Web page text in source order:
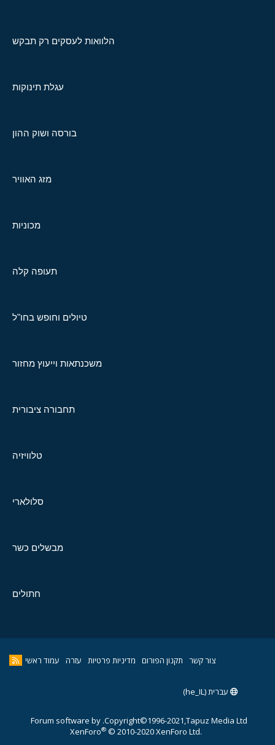
הלוואות לעסקים רק תבקש
עגלת תינוקות
בורסה ושוק ההון
מזג האוויר
מכוניות
תעופה קלה
טיולים וחופש בחו"ל
משכנתאות וייעוץ מחזור
תחבורה ציבורית
טלוויזיה
סלולארי
מבשלים כשר
חתולים
צור קשר תקנון הפורום מדיניות פרטיות עזרה עמוד ראשי
עברית (he_IL)
Copyright©1996-2021,Tapuz Media Ltd.
Forum software by
XenForo® © 2010-2020 XenForo Ltd.